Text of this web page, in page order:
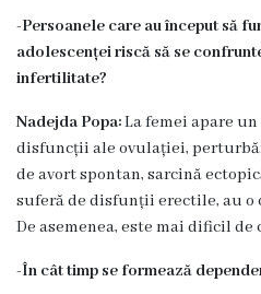
Secția
Medicină
de
Familie
Servicii
Consultative
Specializate
-Persoanele care au început să
adolescenței riscă să se
infertilitate?
Nadejda Popa:La femei apare
disfuncții ale ovulației,
de avort spontan, sarcină
suferă de disfunții erectile, au o
De asemenea, este mai dificil
-În cât timp se formează